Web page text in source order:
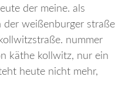
der meine. als
der weißenburger straße
nummer
käthe kollwitz, nur ein
heute nicht mehr,